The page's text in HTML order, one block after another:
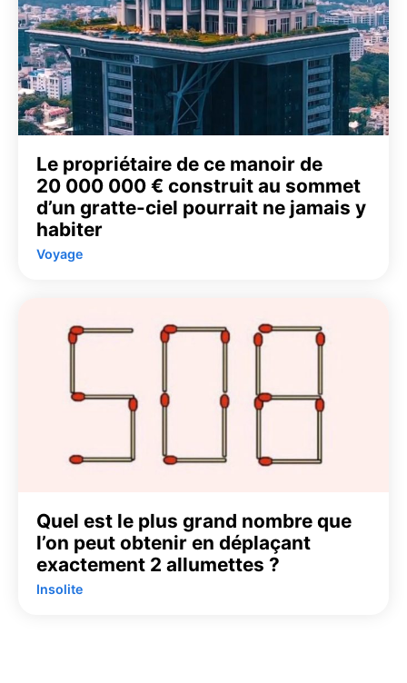
Le propriétaire de ce manoir de
20 000 000 € construit au sommet
d’un gratte-ciel pourrait ne jamais y
habiter
Voyage
Quel est le plus grand nombre que
l’on peut obtenir en déplaçant
exactement 2 allumettes ?
Insolite